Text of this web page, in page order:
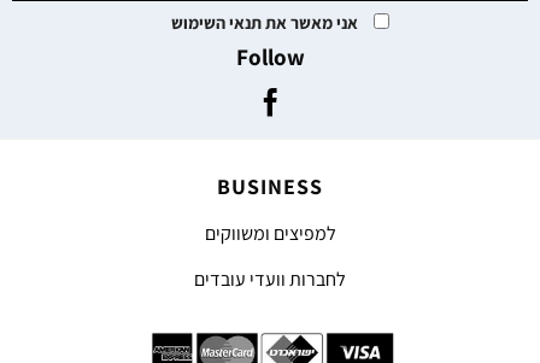
אני מאשר את תנאי השימוש
Follow
BUSINESS
למפיצים ומשווקים
לחברות וועדי עובדים